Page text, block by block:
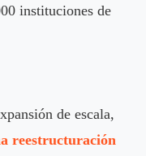
instituciones de
de escala,
reestructuración